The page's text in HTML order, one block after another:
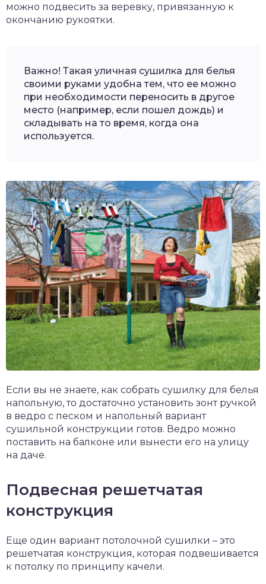
можно подвесить за веревку, привязанную к
окончанию рукоятки.
Важно! Такая уличная сушилка для белья
своими руками удобна тем, что ее можно
при необходимости переносить в другое
место (например, если пошел дождь) и
складывать на то время, когда она
используется.
Если вы не знаете, как собрать сушилку для белья
напольную, то достаточно установить зонт ручкой
в ведро с песком и напольный вариант
сушильной конструкции готов. Ведро можно
поставить на балконе или вынести его на улицу
на даче.
Подвесная решетчатая
конструкция
Еще один вариант потолочной сушилки – это
решетчатая конструкция, которая подвешивается
к потолку по принципу качели.